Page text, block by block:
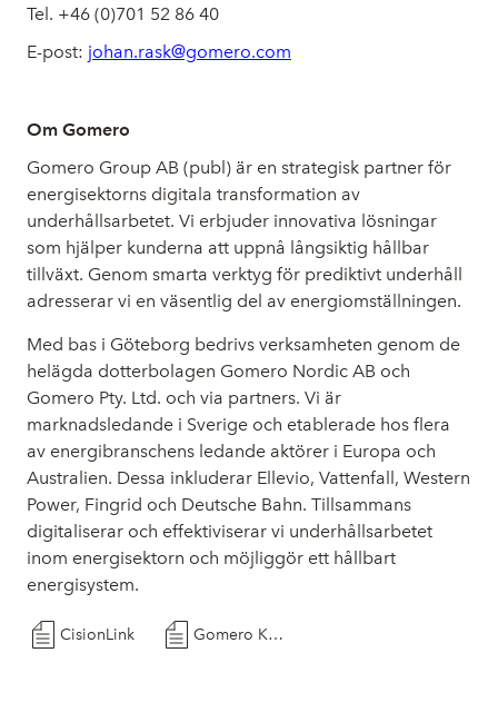
Tel. +46 (0)701 52 86 40
E-post: johan.rask@gomero.com
Om Gomero
Gomero Group AB (publ) är en strategisk partner för
energisektorns digitala transformation av
underhållsarbetet. Vi erbjuder innovativa lösningar
som hjälper kunderna att uppnå långsiktig hållbar
tillväxt. Genom smarta verktyg för prediktivt underhåll
adresserar vi en väsentlig del av energiomställningen.
Med bas i Göteborg bedrivs verksamheten genom de
helägda dotterbolagen Gomero Nordic AB och
Gomero Pty. Ltd. och via partners. Vi är
marknadsledande i Sverige och etablerade hos flera
av energibranschens ledande aktörer i Europa och
Australien. Dessa inkluderar Ellevio, Vattenfall, Western
Power, Fingrid och Deutsche Bahn. Tillsammans
digitaliserar och effektiviserar vi underhållsarbetet
inom energisektorn och möjliggör ett hållbart
energisystem.
CisionLink Gomero Kommuniké Årsstämma maj 2026